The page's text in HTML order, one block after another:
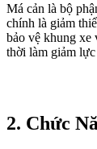
Má cản là bộ
chính là giảm
bảo vệ khung xe
thời làm giảm
2. Chức